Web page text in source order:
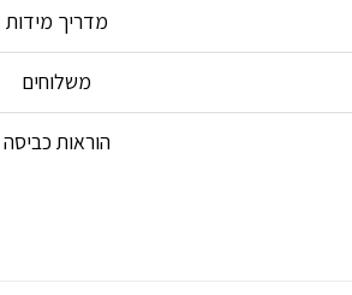
מדריך מידות
משלוחים
הוראות כביסה